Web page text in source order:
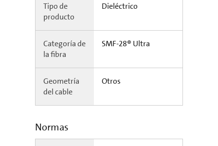
Tipo de
producto
Dieléctrico
Categoría de
la fibra
SMF-28® Ultra
Geometría
del cable
Otros
Normas